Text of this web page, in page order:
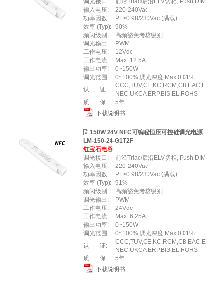
调光接口:
前沿Triac/后沿ELV切相, Push DIM
输入电压:
220-240Vac
功率因数:
PF>0.98/230Vac (满载)
效率 (Typ): 90%
频闪级别:
高频豁免考核级别
调光输出:
PWM
工作电压:
12Vdc
工作电流:
Max. 12.5A
输出功率:
0~150W
调光范围:
0~100%,调光深度:Max.0.01%
认 证:
CCC,TUV,CE,KC,RCM,CB,EAC,E
NEC,UKCA,ERP,BIS,EL,ROHS
质 保:
5年
下载说明书
150W 24V NFC可编程恒压可控硅调光电源
LM-150-24-G1T2F
红宝石电容
调光接口:
前沿Triac/后沿ELV切相, Push DIM
输入电压:
220-240Vac
功率因数:
PF>0.98/230Vac (满载)
效率 (Typ): 91%
频闪级别:
高频豁免考核级别
调光输出:
PWM
工作电压:
24Vdc
工作电流:
Max. 6.25A
输出功率:
0~150W
调光范围:
0~100%,调光深度:Max.0.01%
认 证:
CCC,TUV,CE,KC,RCM,CB,EAC,E
NEC,UKCA,ERP,BIS,EL,ROHS
质 保:
5年
下载说明书